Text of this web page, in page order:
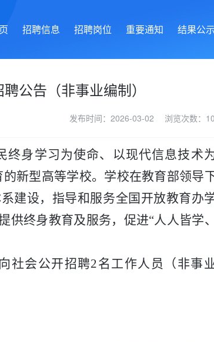
招聘信息 招聘岗位 重要通知 结果公示
公告（非事业编制）
发布时间：2026-03-02 浏览次数：
终身学习为使命、以现代信息技术
新型高等学校。学校在教育部领导
建设，指导和服务全国开放教育办
供终身教育及服务，促进“人人皆学
社会公开招聘2名工作人员（非事